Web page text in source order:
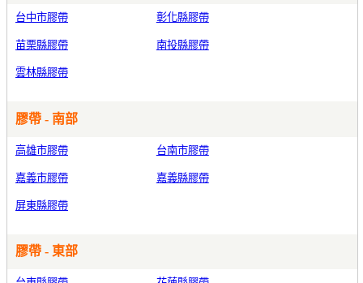
台中市膠帶 彰化縣膠帶
苗栗縣膠帶 南投縣膠帶
雲林縣膠帶
膠帶 - 南部
高雄市膠帶 台南市膠帶
嘉義市膠帶 嘉義縣膠帶
屏東縣膠帶
膠帶 - 東部